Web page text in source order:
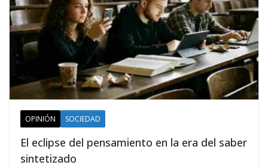
OPINIÓN SOCIEDAD
El eclipse del pensamiento en la era del saber
sintetizado